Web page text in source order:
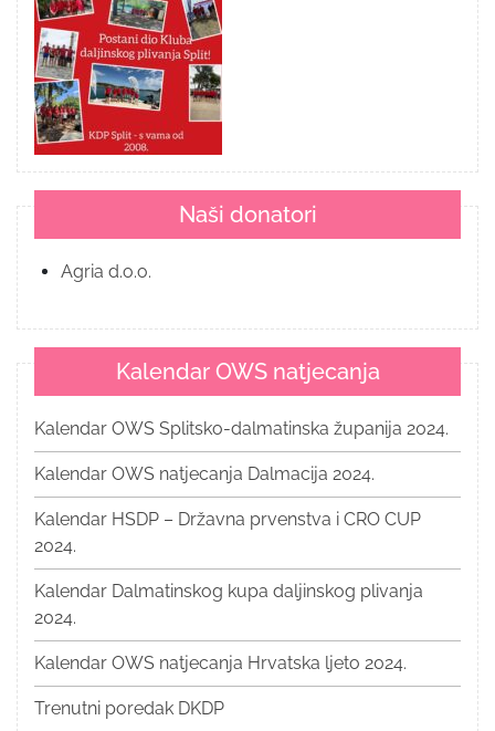
Naši donatori
Agria d.o.o.
Kalendar OWS natjecanja
Kalendar OWS Splitsko-dalmatinska županija 2024.
Kalendar OWS natjecanja Dalmacija 2024.
Kalendar HSDP – Državna prvenstva i CRO CUP
2024.
Kalendar Dalmatinskog kupa daljinskog plivanja
2024.
Kalendar OWS natjecanja Hrvatska ljeto 2024.
Trenutni poredak DKDP